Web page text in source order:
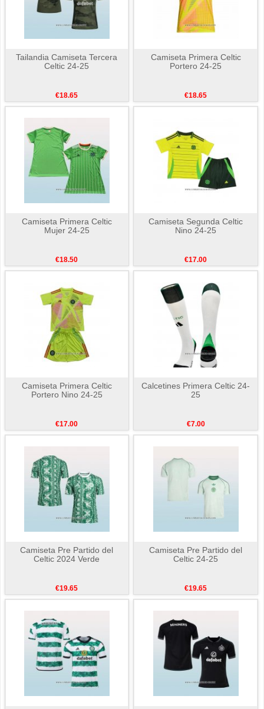
Tailandia Camiseta Tercera
Celtic 24-25
€18.65
Camiseta Primera Celtic
Portero 24-25
€18.65
Camiseta Primera Celtic
Mujer 24-25
€18.50
Camiseta Segunda Celtic
Nino 24-25
€17.00
Camiseta Primera Celtic
Portero Nino 24-25
€17.00
Calcetines Primera Celtic 24-
25
€7.00
Camiseta Pre Partido del
Celtic 2024 Verde
€19.65
Camiseta Pre Partido del
Celtic 24-25
€19.65